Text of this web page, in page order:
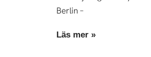
Berlin –
Läs mer »